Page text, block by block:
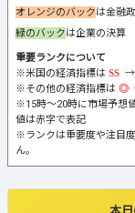
オレンジのバックは金融
緑のバックは企業の決算
重要ランクについて
※米国の経済指標は
→
※その他の経済指標は
※15時～20時に市場予想
値は赤字で表記
※ランクは重要度や注目
ん。